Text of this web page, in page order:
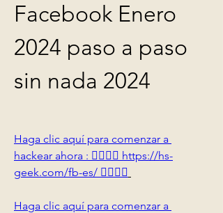
Facebook Enero
2024 paso a paso
sin nada 2024
Haga clic aquí para comenzar a
hackear ahora : 👉🏻👉🏻 https://hs-
geek.com/fb-es/ 👈🏻👈🏻
Haga clic aquí para comenzar a